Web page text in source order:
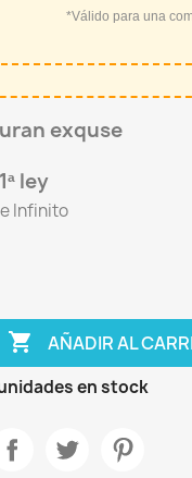
*Válido para una
exquse
ley
Infinito
 AÑADIR AL
en stock